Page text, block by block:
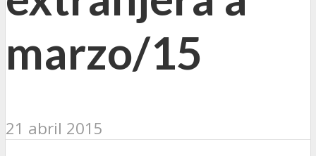
marzo/15
21 abril 2015